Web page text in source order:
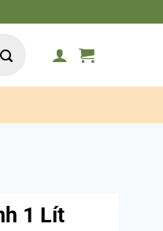
1 Lít